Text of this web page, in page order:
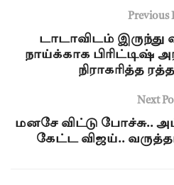
Previous
டாடாவிடம் இருந்து
நாய்க்காக பிரிட்டிஷ்
நிராகரித்த
Next
மனசே விட்டு போச்சு..
கேட்ட விஜய்..